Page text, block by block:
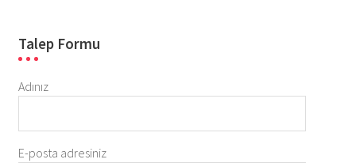
Talep Formu
Adınız
E-posta adresiniz